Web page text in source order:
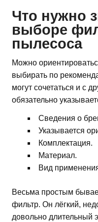
Что нужно
выборе
пылесоса
Можно
выбирать по
могут сочетаться и с
обязательно
Сведения о
Указывается
Комплектация.
Материал.
Вид
Весьма простым
фильтр. Он лёгкий,
довольно длительный